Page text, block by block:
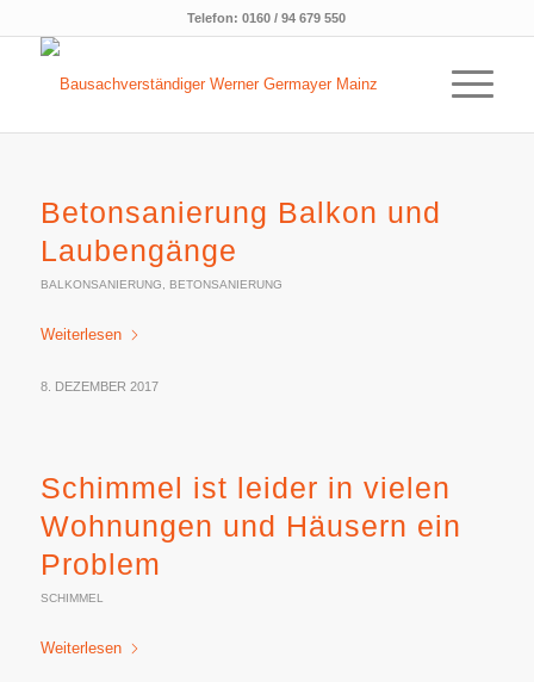
Telefon:0160 / 94 679 550
Betonsanierung Balkon und
Laubengänge
BALKONSANIERUNG BETONSANIERUNG
Weiterlesen
8. DEZEMBER 2017
Schimmel ist leider in vielen
Wohnungen und Häusern ein
Problem
SCHIMMEL
Weiterlesen